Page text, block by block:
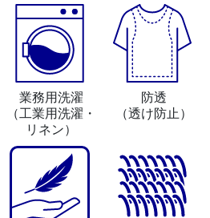
業務用洗濯
（工業用洗濯・
リネン）
防透
（透け防止）